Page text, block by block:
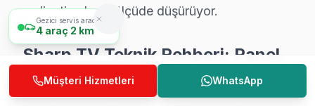
S: Başakşehir'de bu cihaz televizyon ünitesi Smart
C: Başakşehir servisimize başvurmadan önce
Başakşehir'de Sharp Hizmete Nasıl Ulaşılır?
Başakşehir'de Sharp televizyon servis ihtiyacınız
maliyeti anlamlı ölçüde düşürüyor.
Sharp TV Teknik Rehberi: Panel,
Teşhis ve Onarım Bilgisi
Gezici servis aracımız
4 araç 2 km
Müşteri Hizmetleri WhatsApp